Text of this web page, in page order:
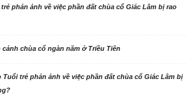
phản ảnh về việc phần đất chùa cổ Giác Lâm bị rao
cảnh chùa cổ ngàn năm ở Triều Tiên
Tuổi trẻ phản ảnh về việc phần đất chùa cổ Giác Lâm bị